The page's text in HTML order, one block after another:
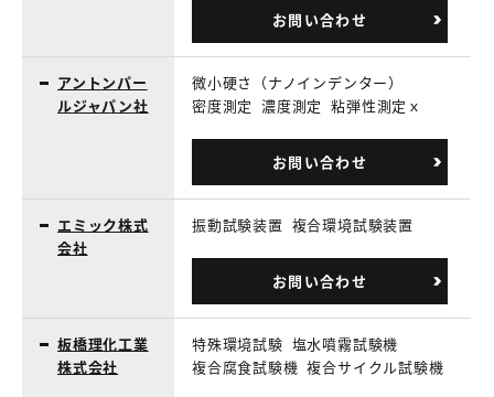
お問い合わせ
アントンパー
ルジャパン社
微小硬さ（ナノインデンター）
密度測定 濃度測定 粘弾性測定ｘ
お問い合わせ
エミック株式
会社
振動試験装置 複合環境試験装置
お問い合わせ
板橋理化工業
株式会社
特殊環境試験 塩水噴霧試験機
複合腐食試験機 複合サイクル試験機